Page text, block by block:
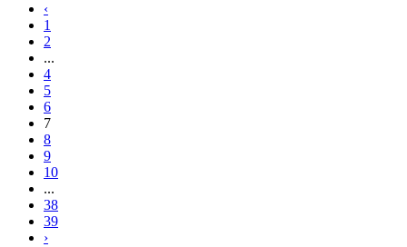
‹
1
2
...
4
5
6
7
8
9
10
...
38
39
›